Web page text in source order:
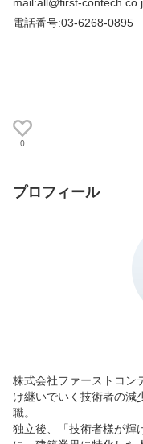
mail:all@first-
電話番号:03-6268-0895
0
プロフィール
株式会社ファーストコン
け継いでいく技術者の減
職。
独立後、「技術者様が輝